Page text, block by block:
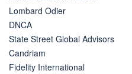
Lombard Odier
DNCA
State Street Global Advisors
Candriam
Fidelity International